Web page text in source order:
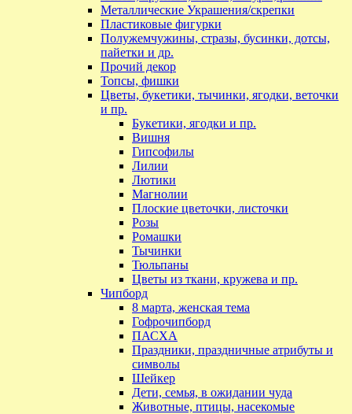
Металлические Украшения/скрепки
Пластиковые фигурки
Полужемчужины, стразы, бусинки, дотсы,
пайетки и др.
Прочий декор
Топсы, фишки
Цветы, букетики, тычинки, ягодки, веточки
и пр.
Букетики, ягодки и пр.
Вишня
Гипсофилы
Лилии
Лютики
Магнолии
Плоские цветочки, листочки
Розы
Ромашки
Тычинки
Тюльпаны
Цветы из ткани, кружева и пр.
Чипборд
8 марта, женская тема
Гофрочипборд
ПАСХА
Праздники, праздничные атрибуты и
символы
Шейкер
Дети, семья, в ожидании чуда
Животные, птицы, насекомые